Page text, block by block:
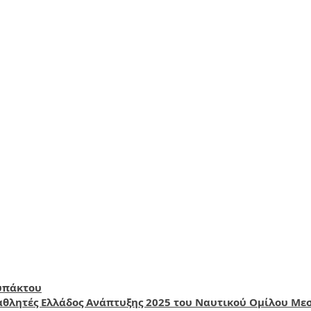
Ελλάδος Ανάπτυξης 2025 του Ναυτικού Ομίλου